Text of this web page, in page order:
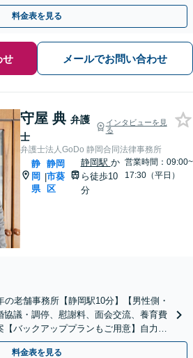
弁護士どちらも所属】
料金表を見る
せ メールでお問い合わせ
守屋 典 弁護
士
インタビューを見
る
弁護士法人GoDo 静岡合同法律事務所
静
岡
県
|
静岡
市葵
区
静岡駅 か
ら徒歩10
分
営業時間：09:00~
17:30（平日）
の老舗事務所【静岡駅10分】【男性側・
議・調停、慰謝料、面会交流、養育費
バックアッププランもご用意】自力で
め【法テラス可】
料金表を見る